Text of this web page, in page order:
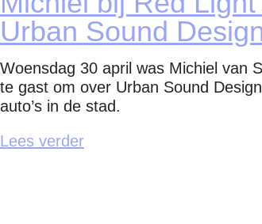
Urban Sound
Woensdag 30 april was Michiel van
te gast om over Urban Sound
auto’s in de stad.
Lees verder